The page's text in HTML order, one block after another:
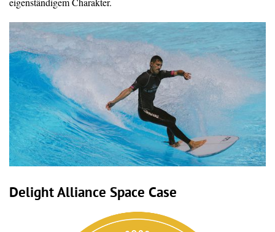
Delight Alliance Space Case